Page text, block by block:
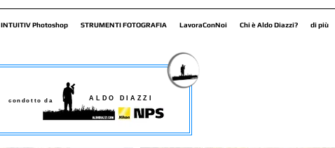
INTUITIV Photoshop STRUMENTI FOTOGRAFIA LavoraConNoi Chi è Aldo Diazzi? di più
condotto da ALDO DIAZZI